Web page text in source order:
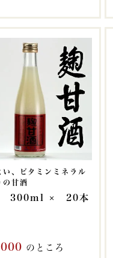
い、ビタミンミネラル
の甘酒
300ml × 20本
のところ